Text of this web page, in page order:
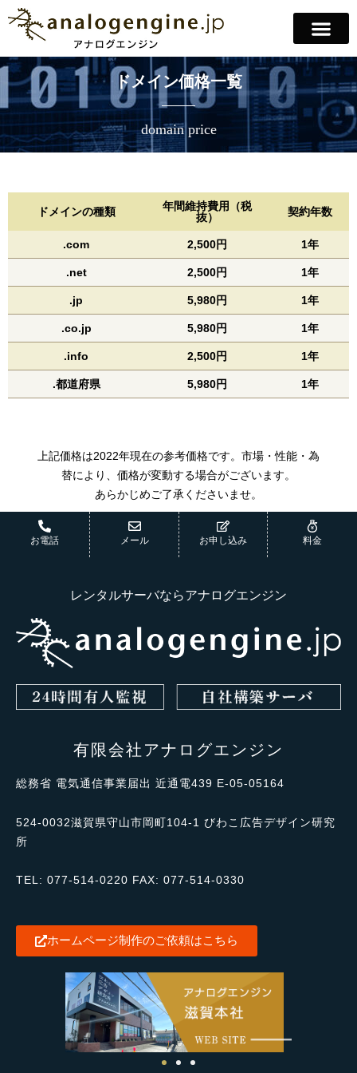
ドメイン価格一覧
domain price
ドメインの種類
年間維持費用（税
抜）
契約年数
.com 2,500円 1年
.net 2,500円 1年
.jp 5,980円 1年
.co.jp 5,980円 1年
.info 2,500円 1年
.都道府県 5,980円 1年
上記価格は2022年現在の参考価格です。市場・性能・為
替により、価格が変動する場合がございます。
あらかじめご了承くださいませ。
お電話 メール お申し込み 料金
レンタルサーバならアナログエンジン
有限会社アナログエンジン
総務省 電気通信事業届出 近通電439 E-05-05164
524-0032滋賀県守山市岡町104-1 びわこ広告デザイン研究
所
TEL: 077-514-0220 FAX: 077-514-0330
ホームページ制作のご依頼はこちら